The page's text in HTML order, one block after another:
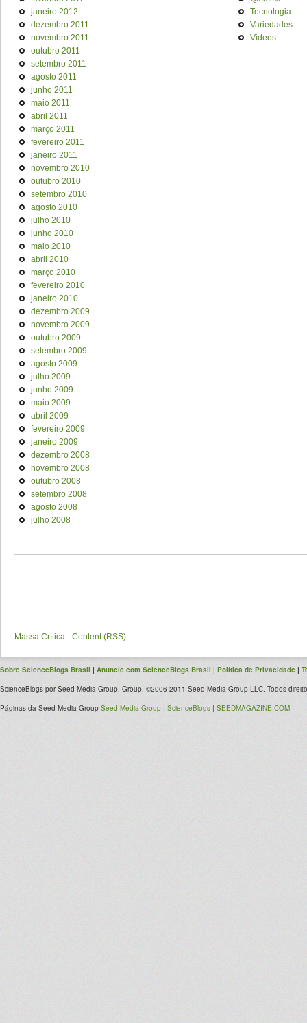
janeiro 2012
dezembro 2011
novembro 2011
outubro 2011
setembro 2011
agosto 2011
junho 2011
maio 2011
abril 2011
março 2011
fevereiro 2011
janeiro 2011
novembro 2010
outubro 2010
setembro 2010
agosto 2010
julho 2010
junho 2010
maio 2010
abril 2010
março 2010
fevereiro 2010
janeiro 2010
dezembro 2009
novembro 2009
outubro 2009
setembro 2009
agosto 2009
julho 2009
junho 2009
maio 2009
abril 2009
fevereiro 2009
janeiro 2009
dezembro 2008
novembro 2008
outubro 2008
setembro 2008
agosto 2008
julho 2008
Tecnologia
Variedades
Vídeos
Massa Crítica - Content (RSS)
Sobre ScienceBlogs Brasil | Anuncie com ScienceBlogs Brasil | Política de Privacidade |
ScienceBlogs por Seed Media Group. Group. ©2006-2011 Seed Media Group LLC. Todos
Páginas da Seed Media Group Seed Media Group | ScienceBlogs | SEEDMAGAZINE.COM